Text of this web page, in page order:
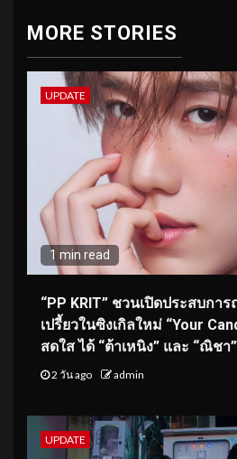
MORE STORIES
UPDATE
1 min read
“PP KRIT” ชวนเปิดประสบก
เปรี้ยวในซิงเกิลใหม่ “Your
สดใส ได้ “ต้าเหนิง” และ “ณิชา
2 วัน ago admin
UPDATE